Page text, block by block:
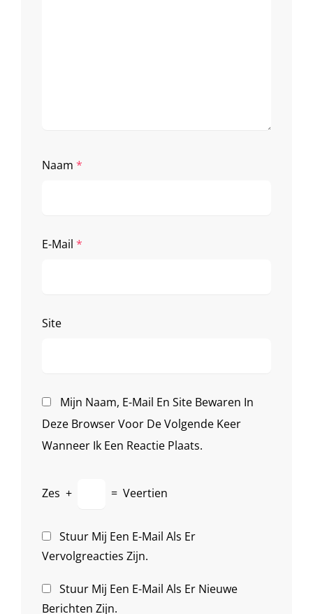
Naam *
E-Mail *
Site
Mijn Naam, E-Mail En Site Bewaren In
Deze Browser Voor De Volgende Keer
Wanneer Ik Een Reactie Plaats.
Zes + = Veertien
Stuur Mij Een E-Mail Als Er
Vervolgreacties Zijn.
Stuur Mij Een E-Mail Als Er Nieuwe
Berichten Zijn.